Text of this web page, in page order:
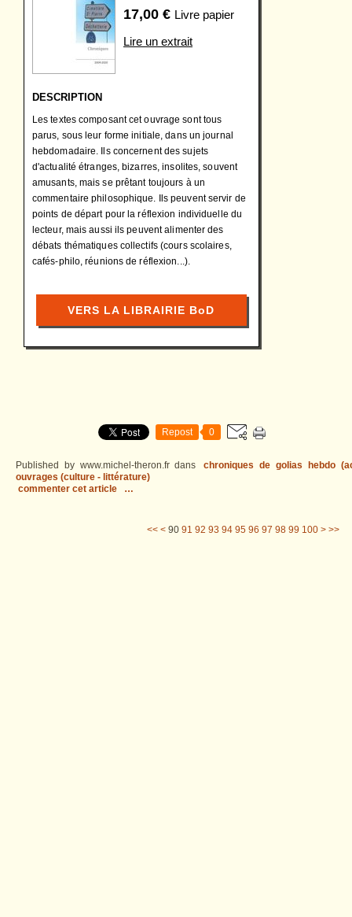
17,00 € Livre papier
Lire un extrait
DESCRIPTION
Les textes composant cet ouvrage sont tous
parus, sous leur forme initiale, dans un journal
hebdomadaire. Ils concernent des sujets
d'actualité étranges, bizarres, insolites, souvent
amusants, mais se prêtant toujours à un
commentaire philosophique. Ils peuvent servir de
points de départ pour la réflexion individuelle du
lecteur, mais aussi ils peuvent alimenter des
débats thématiques collectifs (cours scolaires,
cafés-philo, réunions de réflexion...).
VERS LA LIBRAIRIE BoD
Repost 0
Published by www.michel-theron.fr dans
chroniques de golias hebdo
ouvrages (culture - littérature)
commenter cet article
…
<< < 10
20
30
40
50
60
70
80
90 91 92 93 94 95 96 97 98 99 100 200
300
400
> >>